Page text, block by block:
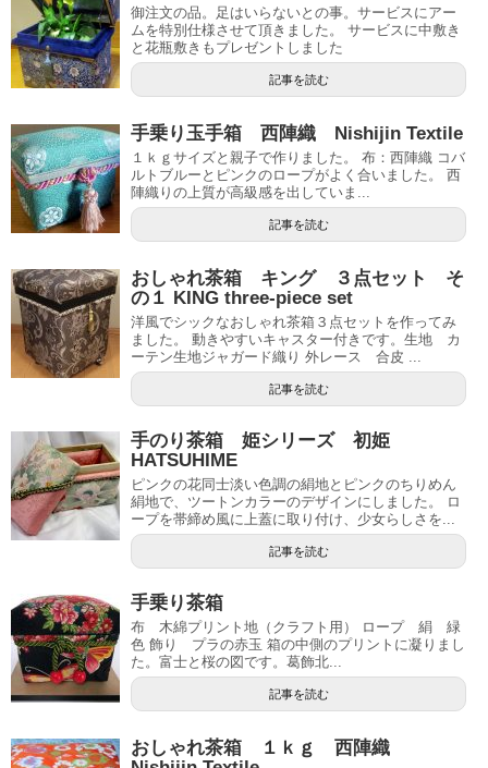
御注文の品。足はいらないとの事。サービスにアー
ムを特別仕様させて頂きました。 サービスに中敷き
と花瓶敷きもプレゼントしました
記事を読む
手乗り玉手箱 西陣織 Nishijin Textile
１ｋｇサイズと親子で作りました。 布：西陣織 コバ
ルトブルーとピンクのロープがよく合いました。 西
陣織りの上質が高級感を出していま...
記事を読む
おしゃれ茶箱 キング ３点セット そ
の１ KING three-piece set
洋風でシックなおしゃれ茶箱３点セットを作ってみ
ました。 動きやすいキャスター付きです。生地 カ
ーテン生地ジャガード織り 外レース 合皮 ...
記事を読む
手のり茶箱 姫シリーズ 初姫
HATSUHIME
ピンクの花同士淡い色調の絹地とピンクのちりめん
絹地で、ツートンカラーのデザインにしました。 ロ
ープを帯締め風に上蓋に取り付け、少女らしさを...
記事を読む
手乗り茶箱
布 木綿プリント地（クラフト用） ロープ 絹 緑
色 飾り プラの赤玉 箱の中側のプリントに凝りまし
た。富士と桜の図です。葛飾北...
記事を読む
おしゃれ茶箱 １ｋｇ 西陣織